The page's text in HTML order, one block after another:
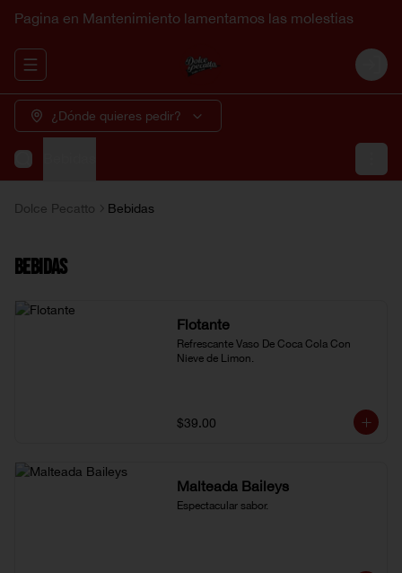
Pagina en Mantenimiento lamentamos las molestias
Abrir menu de navegación Login
¿Dónde quieres pedir?
Dolce Pecatto Bebidas
Bebidas
Flotante
Refrescante Vaso De Coca Cola Con
Nieve de Limon.
$39.00
Malteada Baileys
Espectacular sabor.